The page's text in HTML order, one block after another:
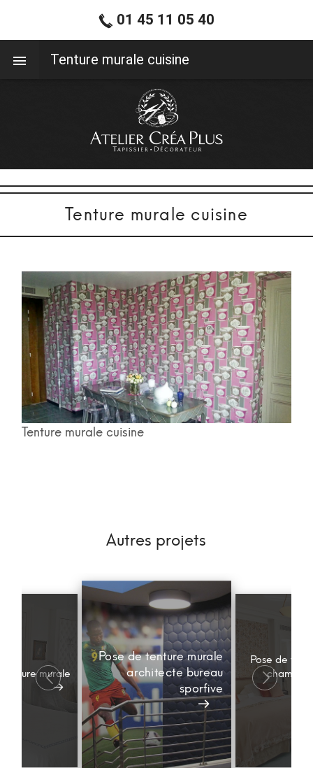
Tenture murale cuisine
Tenture murale cuisine
Autres projets
Tenture murale
Pose de tenture murale
architecte bureau
sporfive
Pose de
chambre
01 45 11 05 40
Tenture murale cuisine